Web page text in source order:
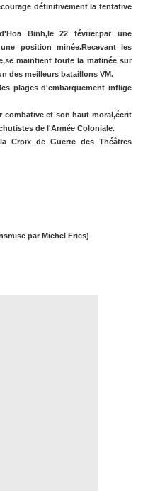
définitivement la tentative
Binh,le 22 février,par une
position minée.Recevant les
maintient toute la matinée sur
des meilleurs bataillons VM.
plages d'embarquement inflige
combative et son haut moral,écrit
de l'Armée Coloniale.
Croix de Guerre des Théâtres
par Michel Fries)